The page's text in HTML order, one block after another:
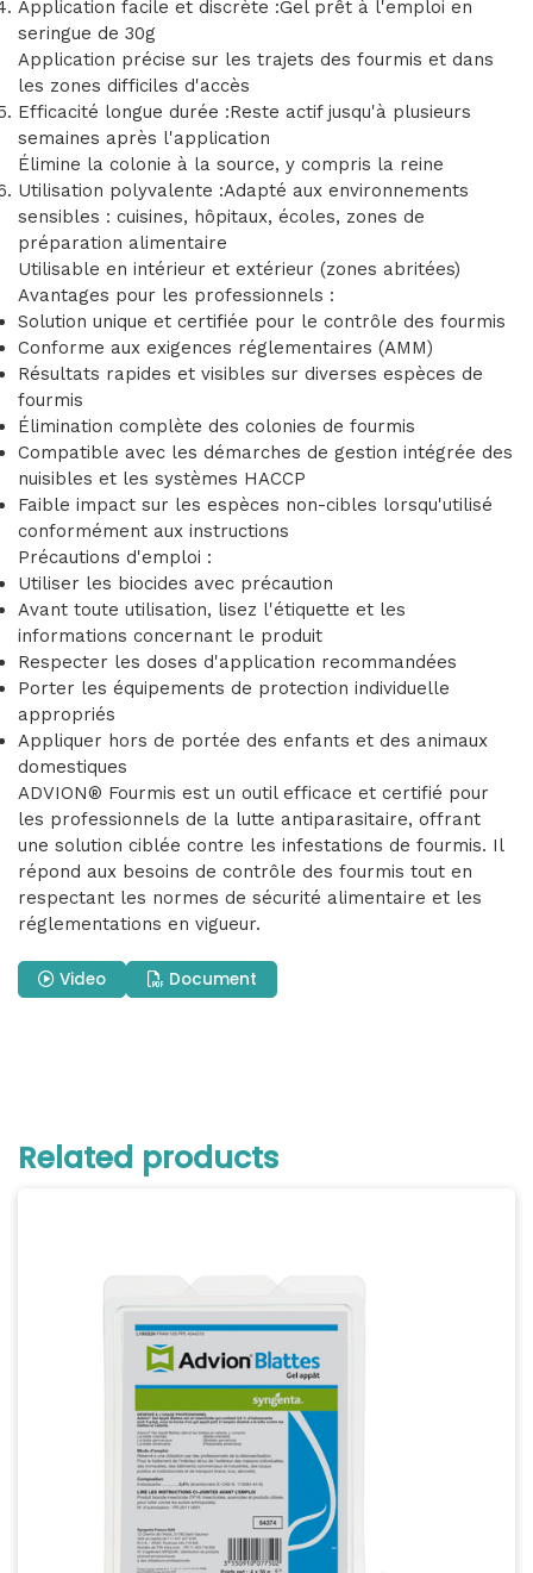
Application facile et discrète :Gel prêt à l'emploi en
seringue de 30g
Application précise sur les trajets des fourmis et dans
les zones difficiles d'accès
Efficacité longue durée :Reste actif jusqu'à plusieurs
semaines après l'application
Élimine la colonie à la source, y compris la reine
Utilisation polyvalente :Adapté aux environnements
sensibles : cuisines, hôpitaux, écoles, zones de
préparation alimentaire
Utilisable en intérieur et extérieur (zones abritées)
Avantages pour les professionnels :
Solution unique et certifiée pour le contrôle des fourmis
Conforme aux exigences réglementaires (AMM)
Résultats rapides et visibles sur diverses espèces de
fourmis
Élimination complète des colonies de fourmis
Compatible avec les démarches de gestion intégrée des
nuisibles et les systèmes HACCP
Faible impact sur les espèces non-cibles lorsqu'utilisé
conformément aux instructions
Précautions d'emploi :
Utiliser les biocides avec précaution
Avant toute utilisation, lisez l'étiquette et les
informations concernant le produit
Respecter les doses d'application recommandées
Porter les équipements de protection individuelle
appropriés
Appliquer hors de portée des enfants et des animaux
domestiques
ADVION® Fourmis est un outil efficace et certifié pour
les professionnels de la lutte antiparasitaire, offrant
une solution ciblée contre les infestations de fourmis. Il
répond aux besoins de contrôle des fourmis tout en
respectant les normes de sécurité alimentaire et les
réglementations en vigueur.
Video Document
Related products